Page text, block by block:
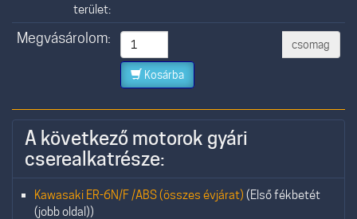
terület:
Megvásárolom: csomag
Kosárba
A következő motorok gyári
cserealkatrésze:
Kawasaki ER-6N/F /ABS (összes évjárat) (Első fékbetét
(jobb oldal))